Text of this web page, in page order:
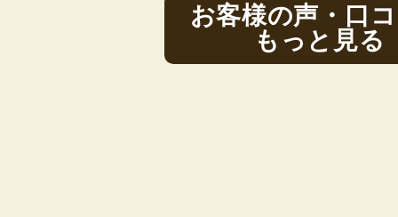
お客様の声・口
もっと見る